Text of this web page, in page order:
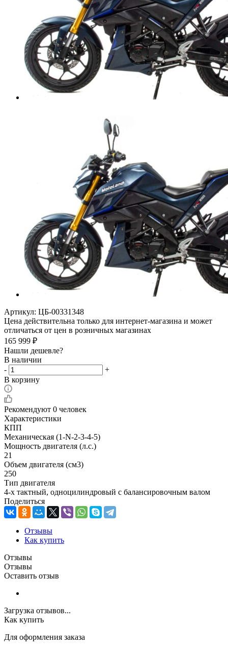
Артикул: ЦБ-00331348
Цена действительна только для интернет-магазина и может
отличаться от цен в розничных магазинах
165 999 ₽
Нашли дешевле?
В наличии
-
+
В корзину
Рекомендуют 0 человек
Характеристики
КПП
Механическая (1-N-2-3-4-5)
Мощность двигателя (л.с.)
21
Объем двигателя (см3)
250
Тип двигателя
4-х тактный, одноцилиндровый с балансировочным валом
Поделиться
Отзывы
Как купить
Отзывы
Отзывы
Оставить отзыв
Загрузка отзывов...
Как купить
Для оформления заказа